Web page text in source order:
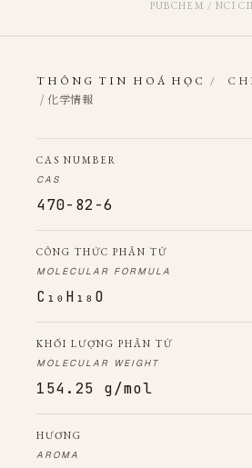
PUBCHEM / NCI
THÔNG TIN HOÁ HỌC /
/ 化学情報
CAS NUMBER
CAS
470-82-6
CÔNG THỨC PHÂN TỬ
MOLECULAR FORMULA
C₁₀H₁₈O
KHỐI LƯỢNG PHÂN TỬ
MOLECULAR WEIGHT
154.25 g/mol
HƯƠNG
AROMA